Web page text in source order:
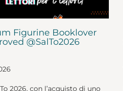
Figurine Booklover
@SalTo2026
2026, con l’acquisto di uno